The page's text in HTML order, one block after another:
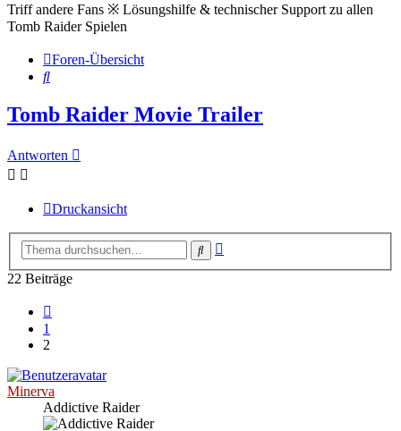
Triff andere Fans ※ Lösungshilfe & technischer Support zu allen
Tomb Raider Spielen
Foren-Übersicht
Suche
Tomb Raider Movie Trailer
Antworten
Druckansicht
Suche
22 Beiträge
1
2
Minerva
Addictive Raider